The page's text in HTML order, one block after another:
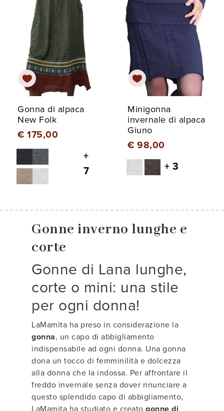
Gonna di alpaca
New Folk
€ 175,00
+
7
Minigonna
invernale di alpaca
Giuno
€ 98,00
+ 3
Gonne inverno lunghe e
corte
Gonne di Lana lunghe,
corte o mini: una stile
per ogni donna!
LaMamita ha preso in considerazione la
gonna, un capo di abbigliamento
indispensabile ad ogni donna. Una gonna
dona un tocco di femminilità e dolcezza
alla donna che la indossa. Per affrontare il
freddo invernale senza dover rinunciare a
questo splendido capo di abbigliamento,